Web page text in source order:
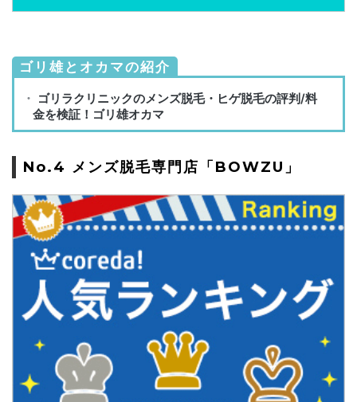
ゴリ雄とオカマの紹介
No.4 メンズ脱毛専門店「BOWZU」